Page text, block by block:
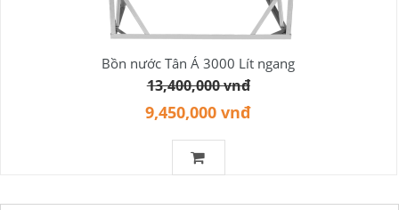
Bồn nước Tân Á 3000 Lít ngang
13,400,000 vnđ
9,450,000 vnđ